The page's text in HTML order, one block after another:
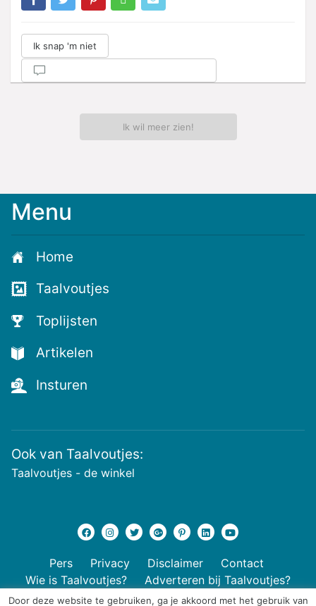
Ik snap 'm niet
Ik wil meer zien!
Meld
voor
de
nieuwste
voutjes
en
de
voutste
nieuwtjes!
Menu
Home
Taalvoutjes
Toplijsten
Artikelen
Insturen
Ook van Taalvoutjes:
Taalvoutjes - de winkel
Pers Privacy Disclaimer
Contact
Wie is Taalvoutjes?
Adverteren bij Taalvoutjes?
Door deze website te gebruiken, ga je akkoord met het gebruik van